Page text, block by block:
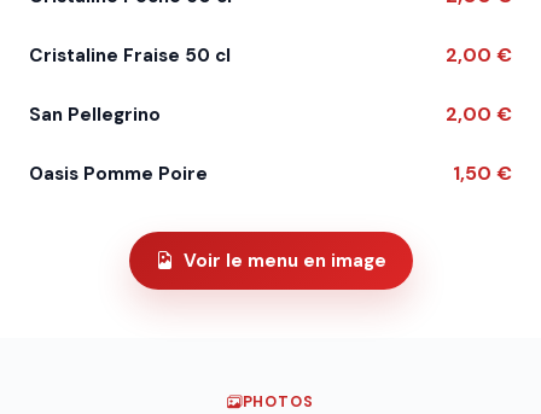
Cristaline Fraise 50 cl 2,00 €
San Pellegrino 2,00 €
Oasis Pomme Poire 1,50 €
Voir le menu en image
PHOTOS